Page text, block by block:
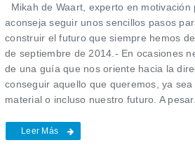
Mikah de Waart, experto en
aconseja seguir unos sencillos pasos
construir el futuro que siempre hemos
de septiembre de 2014.- En ocasiones
de una guía que nos oriente hacia la
conseguir aquello que queremos, ya
material o incluso nuestro futuro. A
Leer Más